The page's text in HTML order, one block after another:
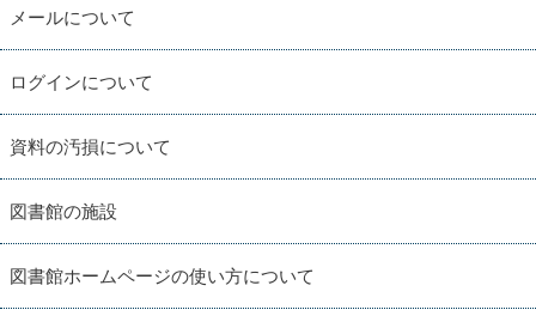
メールについて
ログインについて
資料の汚損について
図書館の施設
図書館ホームページの使い方について